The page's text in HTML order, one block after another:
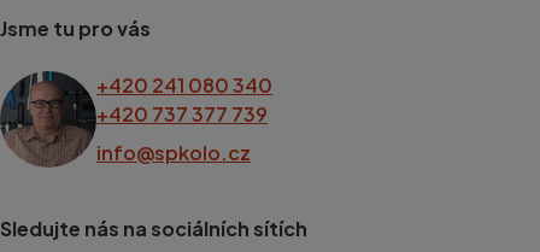
Jsme tu pro vás
+420 241 080 340
+420 737 377 739
info@spkolo.cz
Sledujte nás na sociálních sítích